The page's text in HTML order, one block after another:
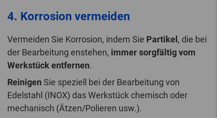
4. Korrosion vermeiden
Vermeiden Sie Korrosion, indem Sie Partikel , die bei
der Bearbeitung enstehen, immer sorgfältig vom
Werkstück entfernen.
Reinigen Sie speziell bei der Bearbeitung von
Edelstahl (INOX) das Werkstück chemisch oder
mechanisch (Ätzen/Polieren usw.).